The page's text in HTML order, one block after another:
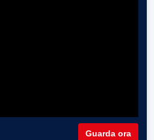
Guarda ora